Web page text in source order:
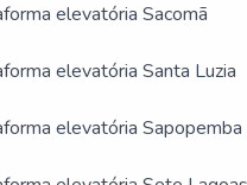
elevatória Sacomã
elevatória Santa Luzia
elevatória Sapopemba